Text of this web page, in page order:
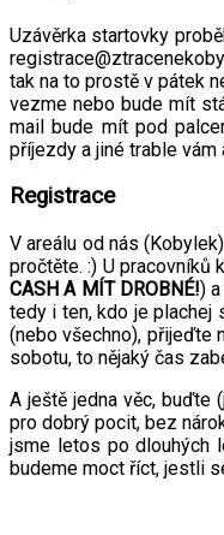
Uzávěrka startovky
tak na to prostě v pátek
vezme nebo bude mít
mail bude mít pod
příjezdy a jiné trable vám
Registrace
V areálu od nás
pročtěte. :) U pracovníků
CASH A MÍT DROBNÉ!)
tedy i ten, kdo je plachej
(nebo všechno), přijeďte
sobotu, to nějaký čas
A ještě jedna věc, buďte
pro dobrý pocit, bez
jsme letos po dlouhých
budeme moct říct, jestli